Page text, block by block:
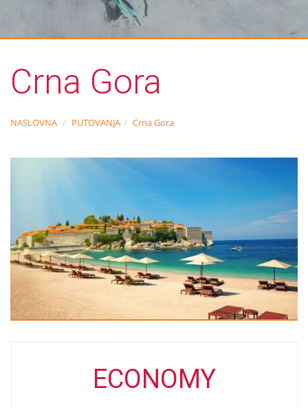
Crna Gora
NASLOVNA PUTOVANJA Crna Gora
ECONOMY